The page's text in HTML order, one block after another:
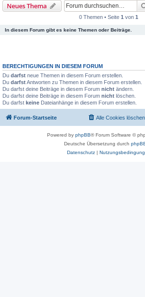
Neues Thema
0 Themen • Seite 1 von 1
In diesem Forum gibt es keine Themen oder Beiträge.
BERECHTIGUNGEN IN DIESEM FORUM
Du darfst neue Themen in diesem Forum erstellen.
Du darfstAntworten zu Themen in diesem Forum erstellen.
Du darfst deine Beiträge in diesem Forum nicht ändern.
Du darfst deine Beiträge in diesem Forum nicht löschen.
Du darfst keine Dateianhänge in diesem Forum erstellen.
Forum-Startseite Alle Cookies löschen
Powered by phpBB® Forum Software ©
Deutsche Übersetzung durch
Datenschutz|